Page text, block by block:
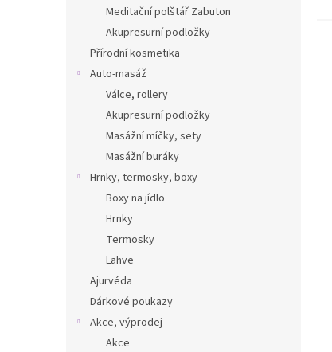
Meditační polštář Zabuton
Akupresurní podložky
Přírodní kosmetika
Auto-masáž
Válce, rollery
Akupresurní podložky
Masážní míčky, sety
Masážní buráky
Hrnky, termosky, boxy
Boxy na jídlo
Hrnky
Termosky
Lahve
Ajurvéda
Dárkové poukazy
Akce, výprodej
Akce